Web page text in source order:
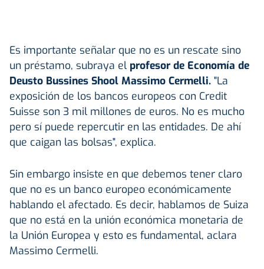
Es importante señalar que no es un rescate sino
un préstamo, subraya el profesor de Economía de
Deusto Bussines Shool Massimo Cermelli. "La
exposición de los bancos europeos con Credit
Suisse son 3 mil millones de euros. No es mucho
pero sí puede repercutir en las entidades. De ahí
que caigan las bolsas", explica.
Sin embargo insiste en que debemos tener claro
que no es un banco europeo económicamente
hablando el afectado. Es decir, hablamos de Suiza
que no está en la unión económica monetaria de
la Unión Europea y esto es fundamental, aclara
Massimo Cermelli.